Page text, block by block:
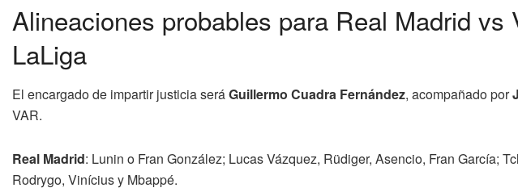
Alineaciones probables para Real Madrid vs
LaLiga
El encargado de impartir justicia seráGuillermo Cuadra Fernández, acompañado por
VAR.
Real Madrid: Lunin o Fran González; Lucas Vázquez, Rüdiger, Asencio, Fran García;
Rodrygo, Vinícius y Mbappé.